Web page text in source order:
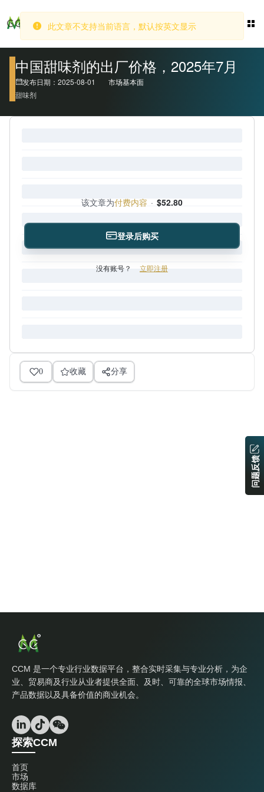
中国甜味剂的出厂价格，2025年7月
发布日期：2025-08-01
市场基本面
甜味剂
该文章为付费内容 · $52.80
登录后购买
没有账号？ 立即注册
0 收藏 分享
CCM 是一个专业行业数据平台，整合实时采集与专业分析，为企
业、贸易商及行业从业者提供全面、及时、可靠的全球市场情报、
产品数据以及具备价值的商业机会。
探索CCM
首页
市场
数据库
问题反馈